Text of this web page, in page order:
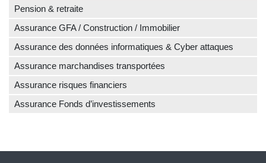
Pension & retraite
Assurance GFA / Construction / Immobilier
Assurance des données informatiques & Cyber attaques
Assurance marchandises transportées
Assurance risques financiers
Assurance Fonds d’investissements